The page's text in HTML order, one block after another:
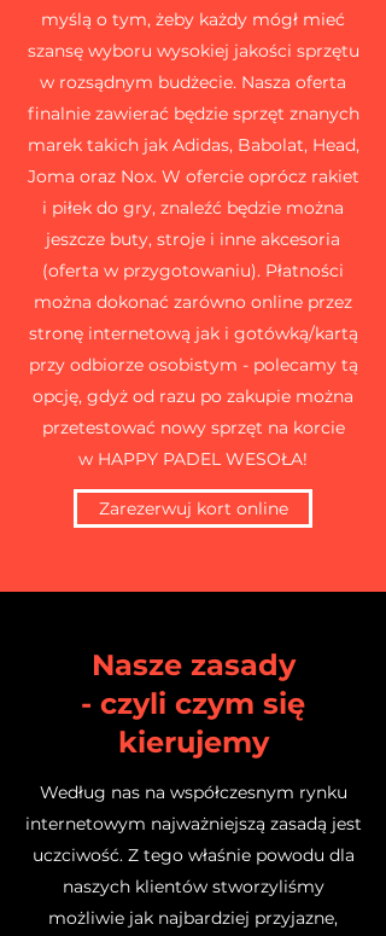
myślą o tym, żeby każdy mógł mieć
szansę wyboru wysokiej jakości sprzętu
w rozsądnym budżecie. Nasza oferta
finalnie zawierać będzie sprzęt znanych
marek takich jak Adidas, Babolat, Head,
Joma oraz Nox. W ofercie oprócz rakiet
i piłek do gry, znaleźć będzie można
jeszcze buty, stroje i inne akcesoria
(oferta w przygotowaniu). Płatności
można dokonać zarówno online przez
stronę internetową jak i gotówką/kartą
przy odbiorze osobistym - polecamy tą
opcję, gdyż od razu po zakupie można
przetestować nowy sprzęt na korcie
w HAPPY PADEL WESOŁA!
Zarezerwuj kort online
Nasze zasady
- czyli czym się
kierujemy
Według nas na współczesnym rynku
internetowym najważniejszą zasadą jest
uczciwość. Z tego właśnie powodu dla
naszych klientów stworzyliśmy
możliwie jak najbardziej przyjazne,